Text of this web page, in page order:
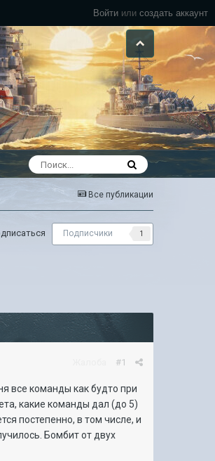
Войти или создать аккаунт
Все публикации
Подписчики 1
#1
все команды как будто при
какие команды дал (до 5)
постепенно, в том числе, и
Бомбит от двух